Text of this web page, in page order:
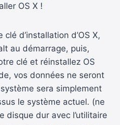
OS X !
clé d’installation d’OS X,
au démarrage, puis,
clé et réinstallez OS
vos données ne seront
sera simplement
le système actuel. (ne
disque dur avec l’utilitaire